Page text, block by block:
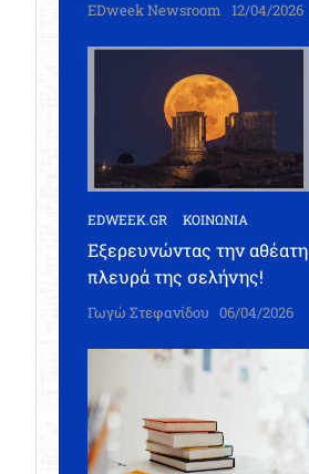
EDweek Newsroom 12/04/2026
EDWEEK.GR ΚΟΙΝΩΝΙΑ
Εξερευνώντας την αθέατη
πλευρά της σελήνης!
Γωγώ Στεφανίδου 06/04/2026